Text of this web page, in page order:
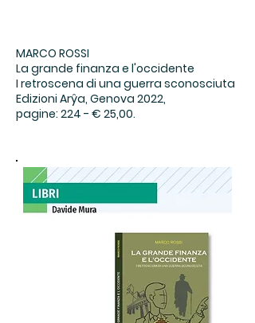
MARCO ROSSI
La grande finanza e l'occidente
I retroscena di una guerra sconosciuta
Edizioni Arŷa, Genova 2022,
pagine: 224 - € 25,00.